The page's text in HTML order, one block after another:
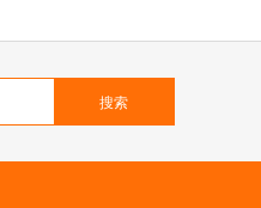
搜索